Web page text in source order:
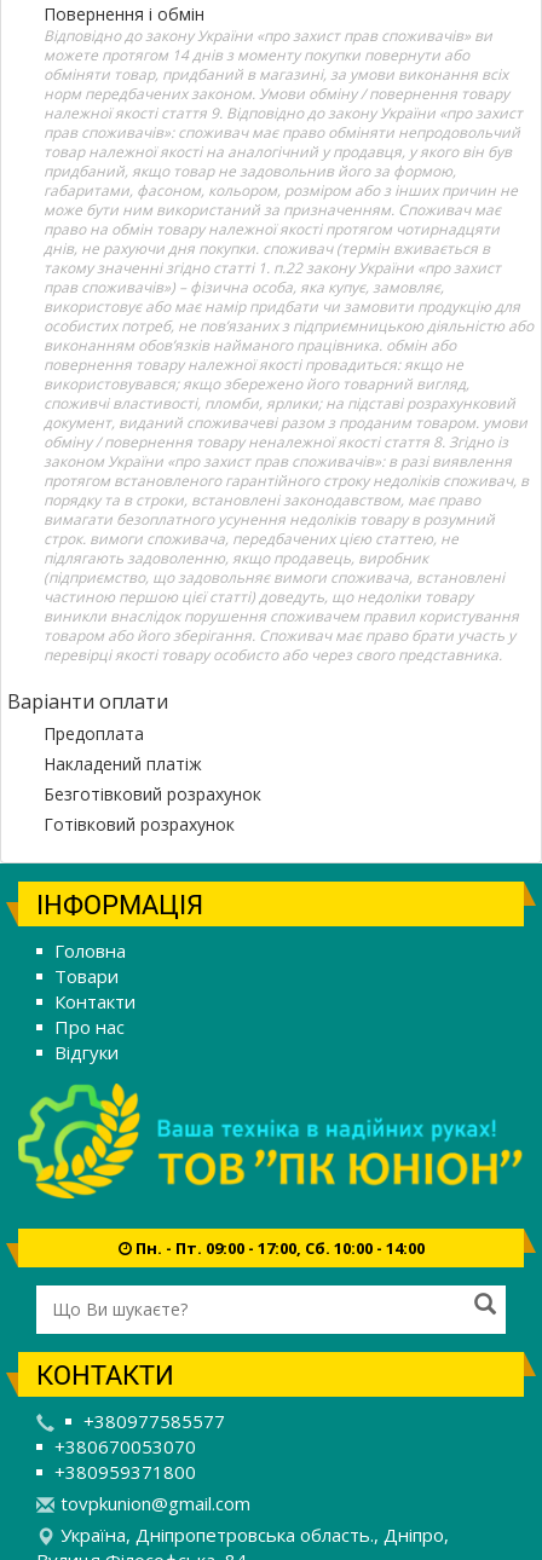
Повернення і обмін
Відповідно до закону України «про захист прав споживачів» ви
можете протягом 14 днів з моменту покупки повернути або
обміняти товар, придбаний в магазині, за умови виконання всіх
норм передбачених законом. Умови обміну / повернення товару
належної якості стаття 9. Відповідно до закону України «про захист
прав споживачів»: споживач має право обміняти непродовольчий
товар належної якості на аналогічний у продавця, у якого він був
придбаний, якщо товар не задовольнив його за формою,
габаритами, фасоном, кольором, розміром або з інших причин не
може бути ним використаний за призначенням. Споживач має
право на обмін товару належної якості протягом чотирнадцяти
днів, не рахуючи дня покупки. споживач (термін вживається в
такому значенні згідно статті 1. п.22 закону України «про захист
прав споживачів») – фізична особа, яка купує, замовляє,
використовує або має намір придбати чи замовити продукцію для
особистих потреб, не пов’язаних з підприємницькою діяльністю або
виконанням обов’язків найманого працівника. обмін або
повернення товару належної якості провадиться: якщо не
використовувався; якщо збережено його товарний вигляд,
споживчі властивості, пломби, ярлики; на підставі розрахунковий
документ, виданий споживачеві разом з проданим товаром. умови
обміну / повернення товару неналежної якості стаття 8. Згідно із
законом України «про захист прав споживачів»: в разі виявлення
протягом встановленого гарантійного строку недоліків споживач, в
порядку та в строки, встановлені законодавством, має право
вимагати безоплатного усунення недоліків товару в розумний
строк. вимоги споживача, передбачених цією статтею, не
підлягають задоволенню, якщо продавець, виробник
(підприємство, що задовольняє вимоги споживача, встановлені
частиною першою цієї статті) доведуть, що недоліки товару
виникли внаслідок порушення споживачем правил користування
товаром або його зберігання. Споживач має право брати участь у
перевірці якості товару особисто або через свого представника.
Варіанти оплати
Предоплата
Накладений платіж
Безготівковий розрахунок
Готівковий розрахунок
ІНФОРМАЦІЯ
Головна
Товари
Контакти
Про нас
Відгуки
Пн. - Пт. 09:00 - 17:00, Сб. 10:00 - 14:00
КОНТАКТИ
+380977585577
+380670053070
+380959371800
tovpkunion@gmail.com
Україна, Дніпропетровська область., Дніпро,